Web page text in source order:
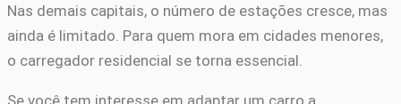
Nas demais capitais, o número de estações cresce, mas
ainda é limitado. Para quem mora em cidades menores,
o carregador residencial se torna essencial.
Se você tem interesse em adaptar um carro a